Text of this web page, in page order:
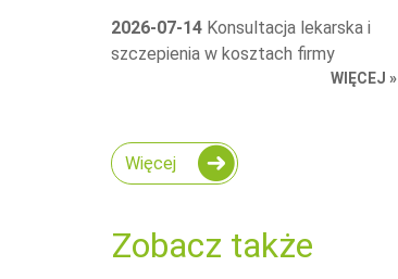
2026-07-14 Konsultacja lekarska i
szczepienia w kosztach firmy
WIĘCEJ »
Więcej
Zobacz także